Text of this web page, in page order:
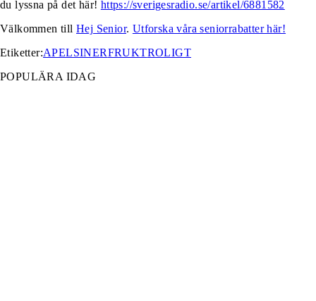
du lyssna på det här! https://sverigesradio.se/artikel/6881582
Välkommen tillHej Senior. Utforska våra seniorrabatter här!
Etiketter:APELSINERFRUKTROLIGT
POPULÄRA IDAG